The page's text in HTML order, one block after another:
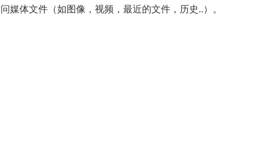
媒体文件（如图像，视频，最近的文件，历史..）。